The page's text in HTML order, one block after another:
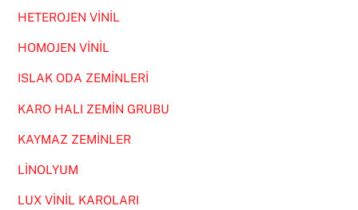
HETEROJEN VİNİL
HOMOJEN VİNİL
ISLAK ODA ZEMİNLERİ
KARO HALI ZEMİN GRUBU
KAYMAZ ZEMİNLER
LİNOLYUM
LUX VİNİL KAROLARI